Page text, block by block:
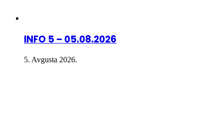
INFO 5 – 05.08.2026
5. Avgusta 2026.